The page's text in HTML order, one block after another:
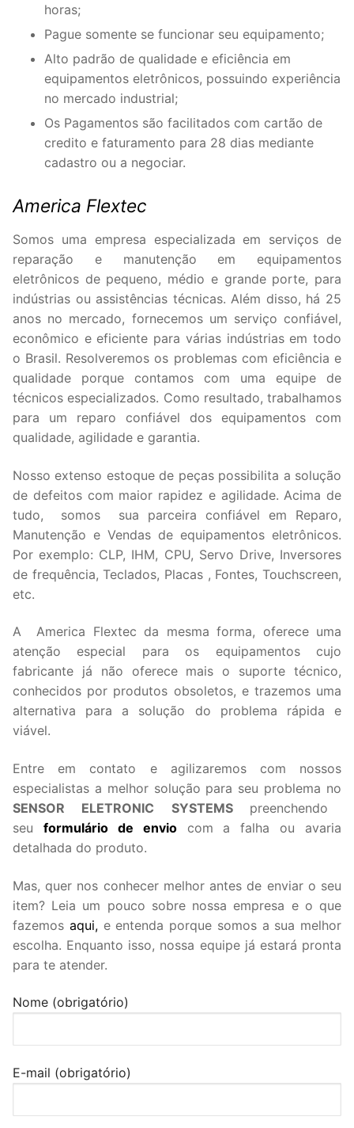
horas;
Pague somente se funcionar seu equipamento;
Alto padrão de qualidade e eficiência em
equipamentos eletrônicos, possuindo experiência
no mercado industrial;
Os Pagamentos são facilitados com cartão de
credito e faturamento para 28 dias mediante
cadastro ou a negociar.
America Flextec
Somos uma empresa especializada em serviços de
reparação e manutenção em equipamentos
eletrônicos de pequeno, médio e grande porte, para
indústrias ou assistências técnicas. Além disso, há 25
anos no mercado, fornecemos um serviço confiável,
econômico e eficiente para várias indústrias em todo
o Brasil. Resolveremos os problemas com eficiência e
qualidade porque contamos com uma equipe de
técnicos especializados. Como resultado, trabalhamos
para um reparo confiável dos equipamentos com
qualidade, agilidade e garantia.
Nosso extenso estoque de peças possibilita a solução
de defeitos com maior rapidez e agilidade. Acima de
tudo, somos sua parceira confiável em Reparo,
Manutenção e Vendas de equipamentos eletrônicos.
Por exemplo: CLP, IHM, CPU, Servo Drive, Inversores
de frequência, Teclados, Placas , Fontes, Touchscreen,
etc.
A America Flextec da mesma forma, oferece uma
atenção especial para os equipamentos cujo
fabricante já não oferece mais o suporte técnico,
conhecidos por produtos obsoletos, e trazemos uma
alternativa para a solução do problema rápida e
viável.
Entre em contato e agilizaremos com nossos
especialistas a melhor solução para seu problema no
SENSOR ELETRONIC SYSTEMS preenchendo
seu formulário de enviocom a falha ou avaria
detalhada do produto.
Mas, quer nos conhecer melhor antes de enviar o seu
item? Leia um pouco sobre nossa empresa e o que
fazemos aqui,e entenda porque somos a sua melhor
escolha. Enquanto isso, nossa equipe já estará pronta
para te atender.
Nome (obrigatório)
E-mail (obrigatório)